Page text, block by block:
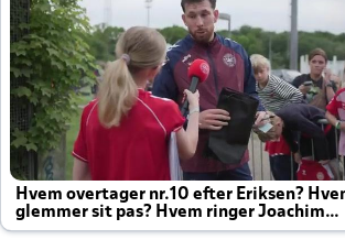
Hvem overtager nr.10 efter Eriksen?
glemmer sit pas? Hvem ringer Joachim
altid til efter kampe?